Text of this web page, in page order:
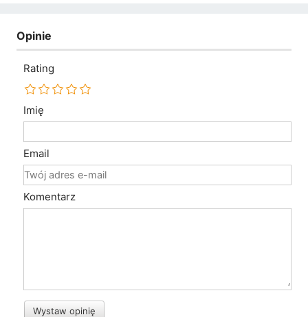
Opinie
Rating
Imię
Email
Komentarz
Wystaw opinię